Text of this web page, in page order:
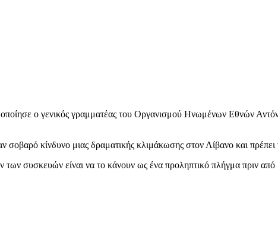
ο γενικός γραμματέας του Οργανισμού Ηνωμένων Εθνών
σοβαρό κίνδυνο μιας δραματικής κλιμάκωσης στον Λίβανο και
συσκευών είναι να το κάνουν ως ένα προληπτικό πλήγμα πριν από